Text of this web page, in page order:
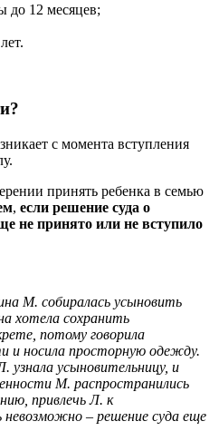
до 12 месяцев;
с момента вступления
принять ребенка в семью
, если решение суда о
не принято или не вступило
М. собиралась усыновить
хотела сохранить
потому говорила
и носила просторную одежду.
усыновительницу, и
М. распространились
привлечь Л. к
– решение суда еще